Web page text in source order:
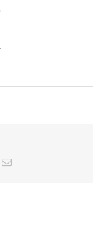
Email